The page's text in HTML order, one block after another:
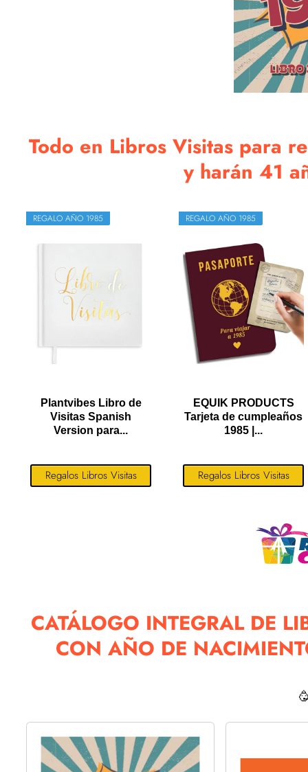
Todo en Libros Visitas para
y harán 41
REGALO AÑO 1985
Plantvibes Libro de
Visitas Spanish
Version para...
Regalos Libros Visitas
REGALO AÑO 1985
EQUIK PRODUCTS
Tarjeta de cumpleaños
1985 |...
Regalos Libros Visitas
CATÁLOGO INTEGRAL DE
CON AÑO DE